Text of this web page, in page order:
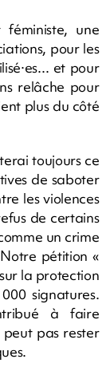
une
pour les
et pour
relâche pour
plus du côté
toujours ce
de saboter
les violences
de certains
un crime
pétition «
la protection
signatures.
à faire
peut pas rester